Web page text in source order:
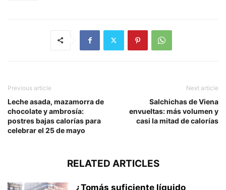
Previous article
Leche asada, mazamorra de
chocolate y ambrosía:
postres bajas calorías para
celebrar el 25 de mayo
Next article
Salchichas de Viena
envueltas: más volumen y
casi la mitad de calorías
RELATED ARTICLES
¿Tomás suficiente líquido